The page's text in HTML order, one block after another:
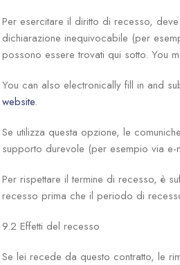
Per esercitare il diritto di recesso,
dichiarazione inequivocabile (per
possono essere trovati qui sotto. You
You can also electronically fill in and
website.
Se utilizza questa opzione, le
supporto durevole (per esempio via e-
Per rispettare il termine di recesso, è
recesso prima che il periodo di
9.2 Effetti del recesso
Se lei recede da questo contratto, le